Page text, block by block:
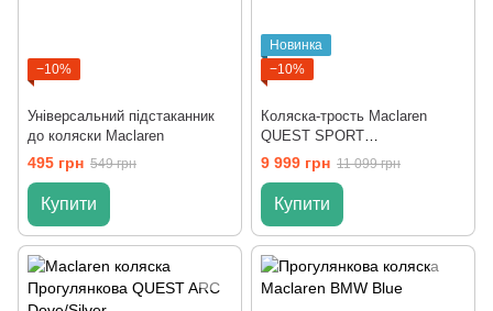
−10%
Універсальний підстаканник
до коляски Maclaren
495 грн 549 грн
Купити
Новинка
−10%
Коляска-трость Maclaren
QUEST SPORT
Marina/Limeade
9 999 грн 11 099 грн
Купити